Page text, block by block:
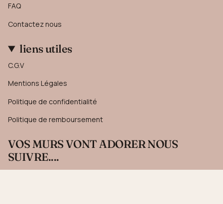
FAQ
Contactez nous
liens utiles
C.G.V
Mentions Légales
Politique de confidentialité
Politique de remboursement
VOS MURS VONT ADORER NOUS
SUIVRE....